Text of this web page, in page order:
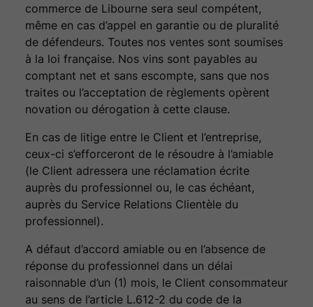
commerce de Libourne sera seul compétent,
même en cas d’appel en garantie ou de pluralité
de défendeurs. Toutes nos ventes sont soumises
à la loi française. Nos vins sont payables au
comptant net et sans escompte, sans que nos
traites ou l’acceptation de règlements opèrent
novation ou dérogation à cette clause.
En cas de litige entre le Client et l’entreprise,
ceux-ci s’efforceront de le résoudre à l’amiable
(le Client adressera une réclamation écrite
auprès du professionnel ou, le cas échéant,
auprès du Service Relations Clientèle du
professionnel).
A défaut d’accord amiable ou en l’absence de
réponse du professionnel dans un délai
raisonnable d’un (1) mois, le Client consommateur
au sens de l’article L.612-2 du code de la